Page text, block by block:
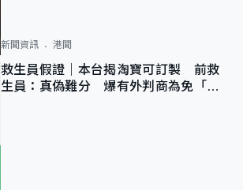
新聞資訊 港聞
救生員假證｜本台揭淘寶可訂製 前救
生員：真偽難分 爆有外判商為免「封